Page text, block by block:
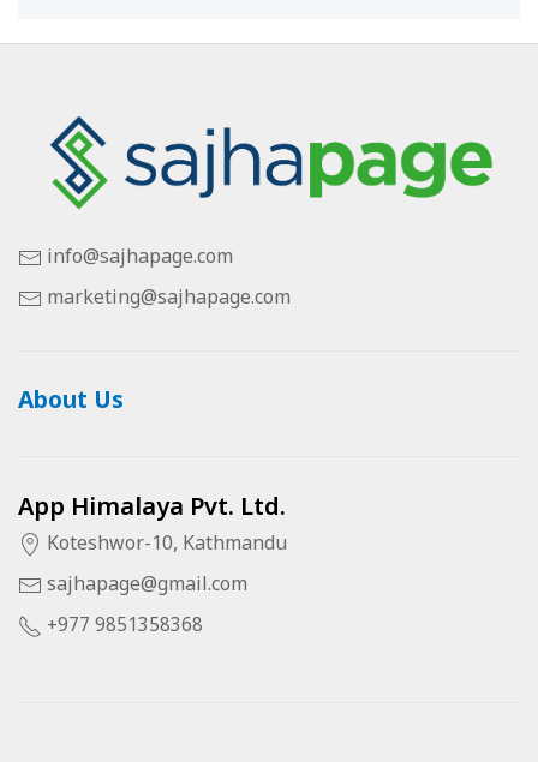
info@sajhapage.com
marketing@sajhapage.com
About Us
App Himalaya Pvt. Ltd.
Koteshwor-10, Kathmandu
sajhapage@gmail.com
+977 9851358368